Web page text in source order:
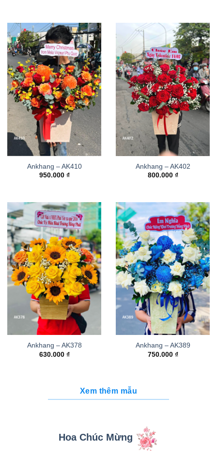
Ankhang – AK410
950.000 ₫
Ankhang – AK402
800.000 ₫
Ankhang – AK378
630.000 ₫
Ankhang – AK389
750.000 ₫
Xem thêm mẫu
Hoa Chúc Mừng